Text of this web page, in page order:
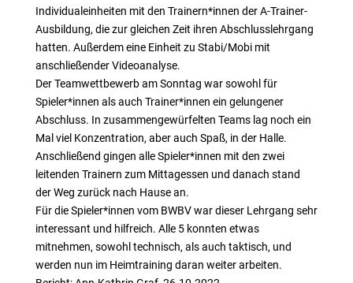
Individualeinheiten mit den Trainern*innen der A-Trainer-
Ausbildung, die zur gleichen Zeit ihren Abschlusslehrgang
hatten. Außerdem eine Einheit zu Stabi/Mobi mit
anschließender Videoanalyse.
Der Teamwettbewerb am Sonntag war sowohl für
Spieler*innen als auch Trainer*innen ein gelungener
Abschluss. In zusammengewürfelten Teams lag noch ein
Mal viel Konzentration, aber auch Spaß, in der Halle.
Anschließend gingen alle Spieler*innen mit den zwei
leitenden Trainern zum Mittagessen und danach stand
der Weg zurück nach Hause an.
Für die Spieler*innen vom BWBV war dieser Lehrgang sehr
interessant und hilfreich. Alle 5 konnten etwas
mitnehmen, sowohl technisch, als auch taktisch, und
werden nun im Heimtraining daran weiter arbeiten.